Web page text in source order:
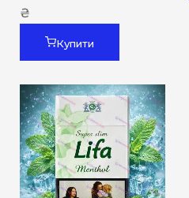
₴
Купити